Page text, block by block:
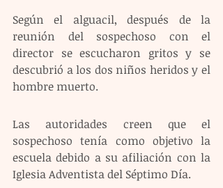
Según el alguacil, después de la
reunión del sospechoso con el
director se escucharon gritos y se
descubrió a los dos niños heridos y el
hombre muerto.
Las autoridades creen que el
sospechoso tenía como objetivo la
escuela debido a su afiliación con la
Iglesia Adventista del Séptimo Día.